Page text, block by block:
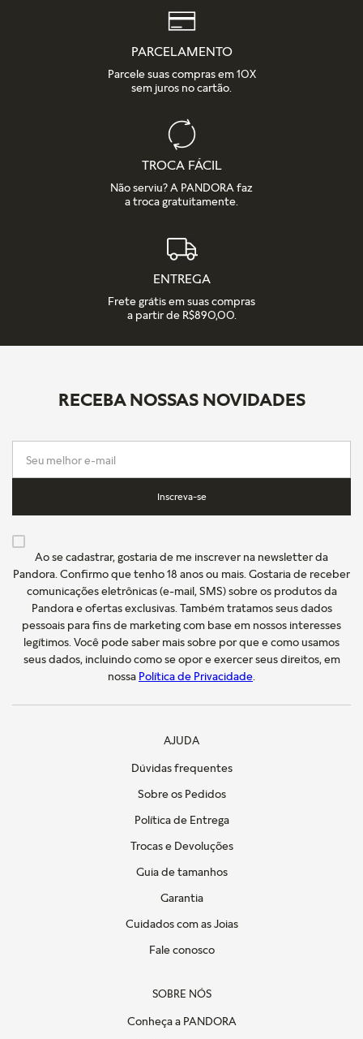
PARCELAMENTO
Parcele suas compras em 10X
sem juros no cartão.
TROCA FÁCIL
Não serviu? A PANDORA faz
a troca gratuitamente.
ENTREGA
Frete grátis em suas compras
a partir de R$890,00.
RECEBA NOSSAS NOVIDADES
Inscreva-se
Ao se cadastrar, gostaria de me inscrever na newsletter da
Pandora. Confirmo que tenho 18 anos ou mais. Gostaria de receber
comunicações eletrônicas (e-mail, SMS) sobre os produtos da
Pandora e ofertas exclusivas. Também tratamos seus dados
pessoais para fins de marketing com base em nossos interesses
legítimos. Você pode saber mais sobre por que e como usamos
seus dados, incluindo como se opor e exercer seus direitos, em
nossa Política de Privacidade
AJUDA
Dúvidas frequentes
Sobre os Pedidos
Política de Entrega
Trocas e Devoluções
Guia de tamanhos
Garantia
Cuidados com as Joias
Fale conosco
SOBRE NÓS
Conheça a PANDORA